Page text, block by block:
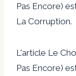
Pas Encore)
La Corruption.
L'article Le
Pas Encore)